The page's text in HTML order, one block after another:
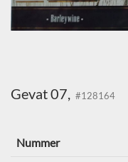
Gevat 07, #128164
Nummer